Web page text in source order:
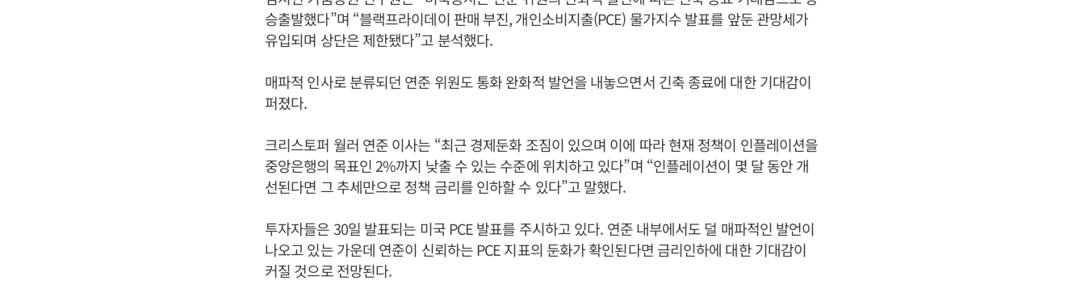
승출발했다”며 “블랙프라이데이 판매 부진, 개인소비지출(PCE) 물가지수 발표를 앞둔 관망세가
유입되며 상단은 제한됐다”고 분석했다.
매파적 인사로 분류되던 연준 위원도 통화 완화적 발언을 내놓으면서 긴축 종료에 대한 기대감이
퍼졌다.
크리스토퍼 월러 연준 이사는 “최근 경제둔화 조짐이 있으며 이에 따라 현재 정책이 인플레이션을
중앙은행의 목표인 2%까지 낮출 수 있는 수준에 위치하고 있다”며 “인플레이션이 몇 달 동안 개
선된다면 그 추세만으로 정책 금리를 인하할 수 있다”고 말했다.
투자자들은 30일 발표되는 미국 PCE 발표를 주시하고 있다. 연준 내부에서도 덜 매파적인 발언이
나오고 있는 가운데 연준이 신뢰하는 PCE 지표의 둔화가 확인된다면 금리인하에 대한 기대감이
커질 것으로 전망된다.